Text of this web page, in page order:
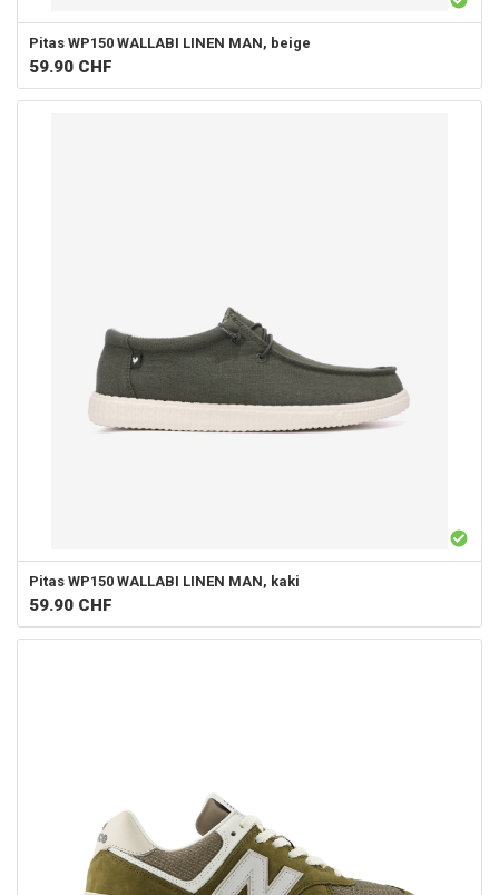
Pitas WP150 WALLABI LINEN MAN, beige
59.90 CHF
Pitas WP150 WALLABI LINEN MAN, kaki
59.90 CHF